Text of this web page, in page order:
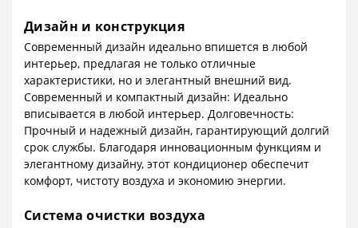
Дизайн и конструкция
Современный дизайн идеально впишется в любой
интерьер, предлагая не только отличные
характеристики, но и элегантный внешний вид.
Современный и компактный дизайн: Идеально
вписывается в любой интерьер. Долговечность:
Прочный и надежный дизайн, гарантирующий долгий
срок службы. Благодаря инновационным функциям и
элегантному дизайну, этот кондиционер обеспечит
комфорт, чистоту воздуха и экономию энергии.
Система очистки воздуха